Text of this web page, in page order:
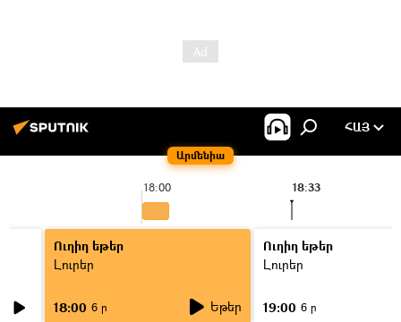
Արմենիա
ՀԱՅ
18:00 18:33
Ուղիղ եթեր
Լուրեր
18:00 6 ր Եթեր
Ուղիղ եթեր
Լուրեր
19:00 6 ր